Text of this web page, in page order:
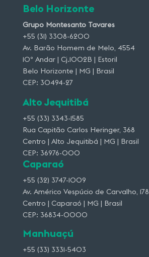
Belo Horizonte
Grupo Montesanto Tavares
+55 (31) 3308-6200
Av. Barão Homem de Melo, 4554
10º Andar | Cj.1002B | Estoril
Belo Horizonte | MG | Brasil
CEP: 30494-27
Alto Jequitibá
+55 (33) 3343-1585
Rua Capitão Carlos Heringer, 368
Centro | Alto Jequitibá | MG | Brasil
CEP: 36976-000
Caparaó
+55 (32) 3747-1009
Av. Américo Vespúcio de Carvalho, 178
Centro | Caparaó | MG | Brasil
CEP: 36834-0000
Manhuaçú
+55 (33) 3331-5403